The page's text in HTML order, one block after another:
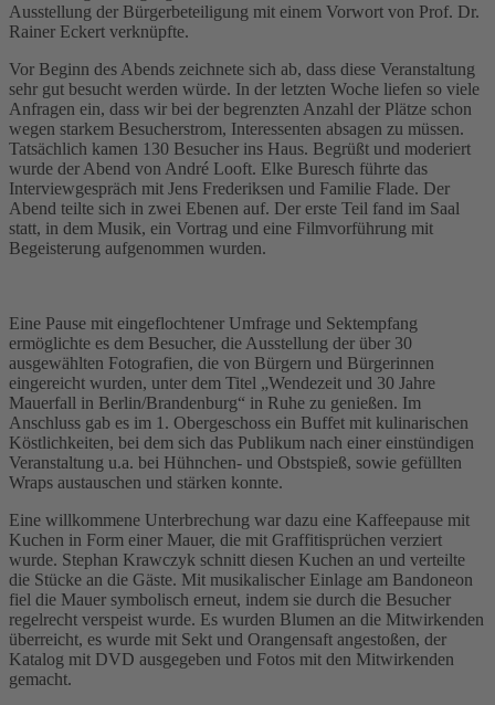
Ausstellung der Bürgerbeteiligung mit einem Vorwort von Prof. Dr.
Rainer Eckert verknüpfte.
Vor Beginn des Abends zeichnete sich ab, dass diese Veranstaltung
sehr gut besucht werden würde. In der letzten Woche liefen so viele
Anfragen ein, dass wir bei der begrenzten Anzahl der Plätze schon
wegen starkem Besucherstrom, Interessenten absagen zu müssen.
Tatsächlich kamen 130 Besucher ins Haus. Begrüßt und moderiert
wurde der Abend von André Looft. Elke Buresch führte das
Interviewgespräch mit Jens Frederiksen und Familie Flade. Der
Abend teilte sich in zwei Ebenen auf. Der erste Teil fand im Saal
statt, in dem Musik, ein Vortrag und eine Filmvorführung mit
Begeisterung aufgenommen wurden.
Eine Pause mit eingeflochtener Umfrage und Sektempfang
ermöglichte es dem Besucher, die Ausstellung der über 30
ausgewählten Fotografien, die von Bürgern und Bürgerinnen
eingereicht wurden, unter dem Titel „Wendezeit und 30 Jahre
Mauerfall in Berlin/Brandenburg“ in Ruhe zu genießen. Im
Anschluss gab es im 1. Obergeschoss ein Buffet mit kulinarischen
Köstlichkeiten, bei dem sich das Publikum nach einer einstündigen
Veranstaltung u.a. bei Hühnchen- und Obstspieß, sowie gefüllten
Wraps austauschen und stärken konnte.
Eine willkommene Unterbrechung war dazu eine Kaffeepause mit
Kuchen in Form einer Mauer, die mit Graffitisprüchen verziert
wurde. Stephan Krawczyk schnitt diesen Kuchen an und verteilte
die Stücke an die Gäste. Mit musikalischer Einlage am Bandoneon
fiel die Mauer symbolisch erneut, indem sie durch die Besucher
regelrecht verspeist wurde. Es wurden Blumen an die Mitwirkenden
überreicht, es wurde mit Sekt und Orangensaft angestoßen, der
Katalog mit DVD ausgegeben und Fotos mit den Mitwirkenden
gemacht.